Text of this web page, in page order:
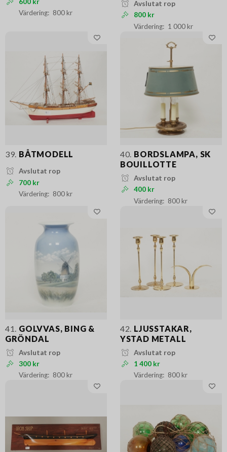
800 kr
Avslutat rop
800 kr
1 000 kr
39. BÅTMODELL
Avslutat rop
700 kr
800 kr
40. BORDSLAMPA, SK
BOUILLOTTE
Avslutat rop
400 kr
800 kr
41.
GOLVVAS, BING &
GRÖNDAL
Avslutat rop
300 kr
800 kr
42. LJUSSTAKAR,
YSTAD METALL
Avslutat rop
1 400 kr
800 kr